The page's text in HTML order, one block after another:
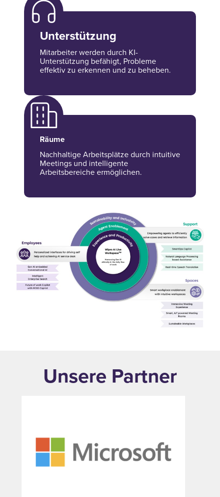
Unterstützung
Mitarbeiter werden durch KI-
Unterstützung befähigt, Probleme
effektiv zu erkennen und zu beheben.
Räume
Nachhaltige Arbeitsplätze durch intuitive
Meetings und intelligente
Arbeitsbereiche ermöglichen.
Unsere Partner